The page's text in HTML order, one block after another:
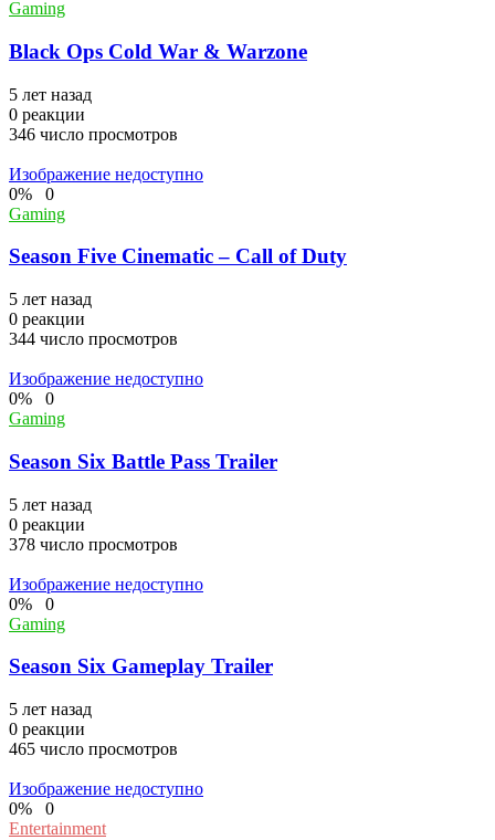
Gaming
Black Ops Cold War & Warzone
5 лет назад
0 реакции
346 число просмотров
Изображение недоступно
0% 0
Gaming
Season Five Cinematic – Call of Duty
5 лет назад
0 реакции
344 число просмотров
Изображение недоступно
0% 0
Gaming
Season Six Battle Pass Trailer
5 лет назад
0 реакции
378 число просмотров
Изображение недоступно
0% 0
Gaming
Season Six Gameplay Trailer
5 лет назад
0 реакции
465 число просмотров
Изображение недоступно
0% 0
Entertainment